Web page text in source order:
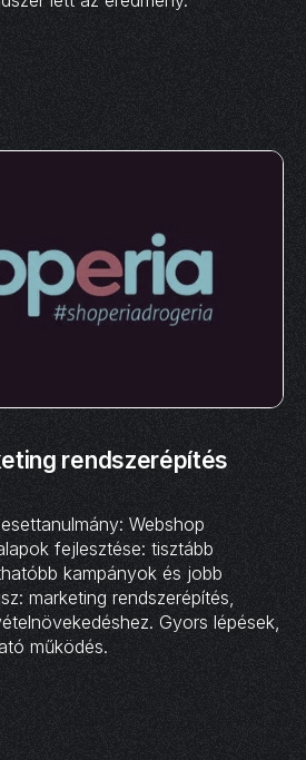
rendszerépítés
Webshop
fejlesztése: tisztább
kampányok és jobb
marketing rendszerépítés,
Gyors lépések,
működés.